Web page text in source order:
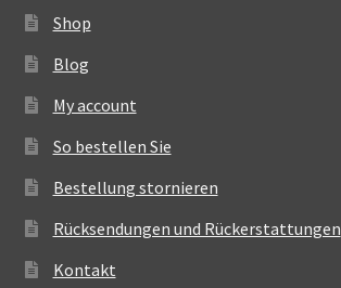
Shop
Blog
My account
So bestellen Sie
Bestellung stornieren
Rücksendungen und Rückerstattungen
Kontakt